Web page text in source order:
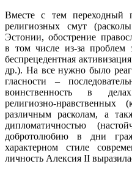
Вместе с тем переходный
религиозных смут
Эстонии, обострение
в том числе из-за проблем
беспрецедентная
др.). На все нужно было
гласности –
воинственность в
религиозно-
различным расколам, а
дипломатичностью
добротолюбию в дни
характерном стиле
личность Алексия II